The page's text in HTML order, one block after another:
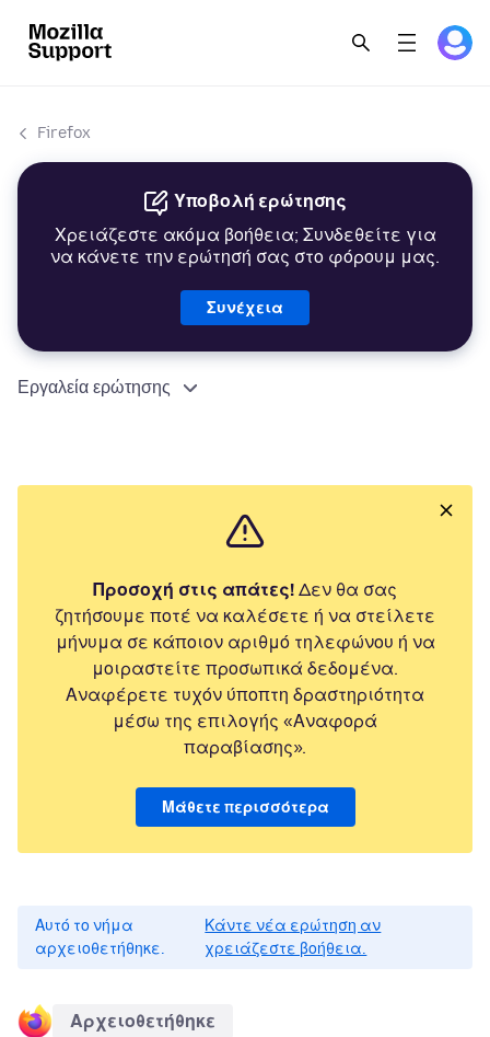
Firefox
Υποβολή ερώτησης
Χρειάζεστε ακόμα βοήθεια; Συνδεθείτε για
να κάνετε την ερώτησή σας στο φόρουμ μας.
Συνέχεια
Εργαλεία ερώτησης
Προσοχή στις απάτες! Δεν θα σας
ζητήσουμε ποτέ να καλέσετε ή να στείλετε
μήνυμα σε κάποιον αριθμό τηλεφώνου ή να
μοιραστείτε προσωπικά δεδομένα.
Αναφέρετε τυχόν ύποπτη δραστηριότητα
μέσω της επιλογής «Αναφορά
παραβίασης».
Μάθετε περισσότερα
Αυτό το νήμα
αρχειοθετήθηκε.
Κάντε νέα ερώτηση αν
χρειάζεστε βοήθεια.
Αρχειοθετήθηκε